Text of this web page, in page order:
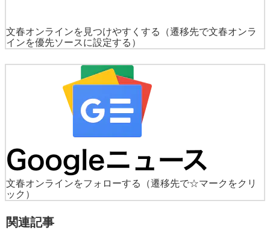
文春オンラインを見つけやすくする
（遷移先で文春オンラ
インを優先ソースに設定する）
文春オンラインをフォローする
（遷移先で☆マークをクリ
ック）
関連記事